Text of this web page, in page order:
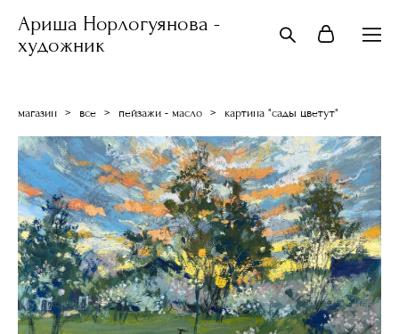
Ариша Норлогуянова -
художник
магазин > все > пейзажи - масло > картина "сады цветут"